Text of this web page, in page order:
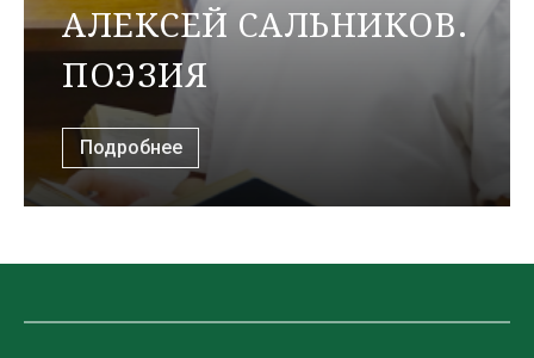
АЛЕКСЕЙ САЛЬНИКОВ.
ПОЭЗИЯ
Подробнее